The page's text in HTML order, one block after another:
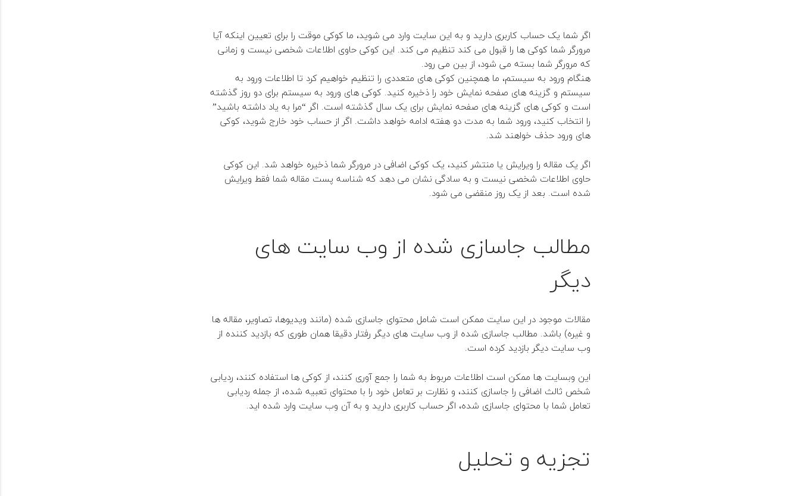
اگر شما یک حساب کاربری دارید و به این سایت وارد می شوید، ما کوکی موقت را برای تعیین اینکه آیا
مرورگر شما کوکی ها را قبول می کند تنظیم می کند. این کوکی حاوی اطلاعات شخصی نیست و زمانی
که مرورگر شما بسته می شود، از بین می رود.
هنگام ورود به سیستم، ما همچنین کوکی های متعددی را تنظیم خواهیم کرد تا اطلاعات ورود به
سیستم و گزینه های صفحه نمایش خود را ذخیره کنید. کوکی های ورود به سیستم برای دو روز گذشته
است و کوکی های گزینه های صفحه نمایش برای یک سال گذشته است. اگر “مرا به یاد داشته باشید”
را انتخاب کنید، ورود شما به مدت دو هفته ادامه خواهد داشت. اگر از حساب خود خارج شوید، کوکی
های ورود حذف خواهند شد.
اگر یک مقاله را ویرایش یا منتشر کنید، یک کوکی اضافی در مرورگر شما ذخیره خواهد شد. این کوکی
حاوی اطلاعات شخصی نیست و به سادگی نشان می دهد که شناسه پست مقاله شما فقط ویرایش
شده است. بعد از یک روز منقضی می شود.
مطالب جاسازی شده از وب سایت های
دیگر
مقالات موجود در این سایت ممکن است شامل محتوای جاسازی شده (مانند ویدیوها، تصاویر، مقاله ها
و غیره) باشد. مطالب جاسازی شده از وب سایت های دیگر رفتار دقیقا همان طوری که بازدید کننده از
وب سایت دیگر بازدید کرده است.
این وبسایت ها ممکن است اطلاعات مربوط به شما را جمع آوری کنند، از کوکی ها استفاده کنند، ردیابی
شخص ثالث اضافی را جاسازی کنند، و نظارت بر تعامل خود را با محتوای تعبیه شده، از جمله ردیابی
تعامل شما با محتوای جاسازی شده، اگر حساب کاربری دارید و به آن وب سایت وارد شده اید.
تجزیه و تحلیل